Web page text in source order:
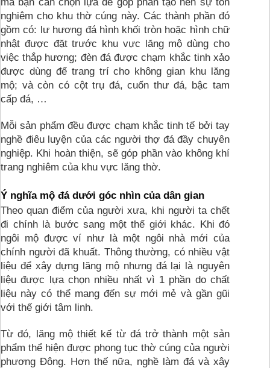
nghiêm cho khu thờ cúng này. Các thành phần đó
gồm có: lư hương đá hình khối tròn hoặc hình chữ
nhật được đặt trước khu vực lăng mộ dùng cho
việc thắp hương; đèn đá được chạm khắc tinh xảo
được dùng để trang trí cho không gian khu lăng
mộ; và còn có cột trụ đá, cuốn thư đá, bậc tam
cấp đá, …
Mỗi sản phẩm đều được chạm khắc tinh tế bởi tay
nghề điêu luyện của các người thợ đá đầy chuyên
nghiệp. Khi hoàn thiện, sẽ góp phần vào không khí
trang nghiêm của khu vực lăng thờ.
Ý nghĩa mộ đá dưới góc nhìn của dân gian
Theo quan điểm của người xưa, khi người ta chết
đi chính là bước sang một thế giới khác. Khi đó
ngôi mộ được ví như là một ngôi nhà mới của
chính người đã khuất. Thông thường, có nhiều vật
liệu để xây dựng lăng mộ nhưng đá lại là nguyên
liệu được lựa chọn nhiều nhất vì 1 phần do chất
liệu này có thể mang đến sự mới mẻ và gần gũi
với thế giới tâm linh.
Từ đó, lăng mộ thiết kế từ đá trở thành một sản
phẩm thể hiện được phong tục thờ cúng của người
phương Đông. Hơn thế nữa, nghề làm đá và xây